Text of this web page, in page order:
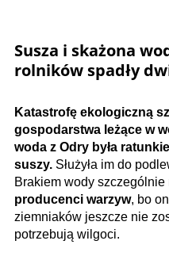
Susza i skażona
rolników spadły
Katastrofę ekologiczną
gospodarstwa leżące w
woda z Odry była
suszy. Służyła im do
Brakiem wody
producenci warzyw, bo
ziemniaków jeszcze nie
potrzebują wilgoci.